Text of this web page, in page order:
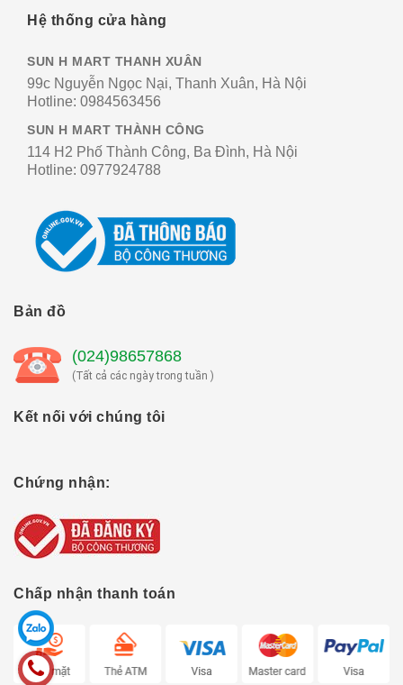
Hệ thống cửa hàng
SUN H MART THANH XUÂN
99c Nguyễn Ngọc Nại, Thanh Xuân, Hà Nội
Hotline: 0984563456
SUN H MART THÀNH CÔNG
114 H2 Phố Thành Công, Ba Đình, Hà Nội
Hotline: 0977924788
Bản đồ
(024)98657868
(Tất cả các ngày trong tuần )
Kết nối với chúng tôi
Chứng nhận:
Chấp nhận thanh toán